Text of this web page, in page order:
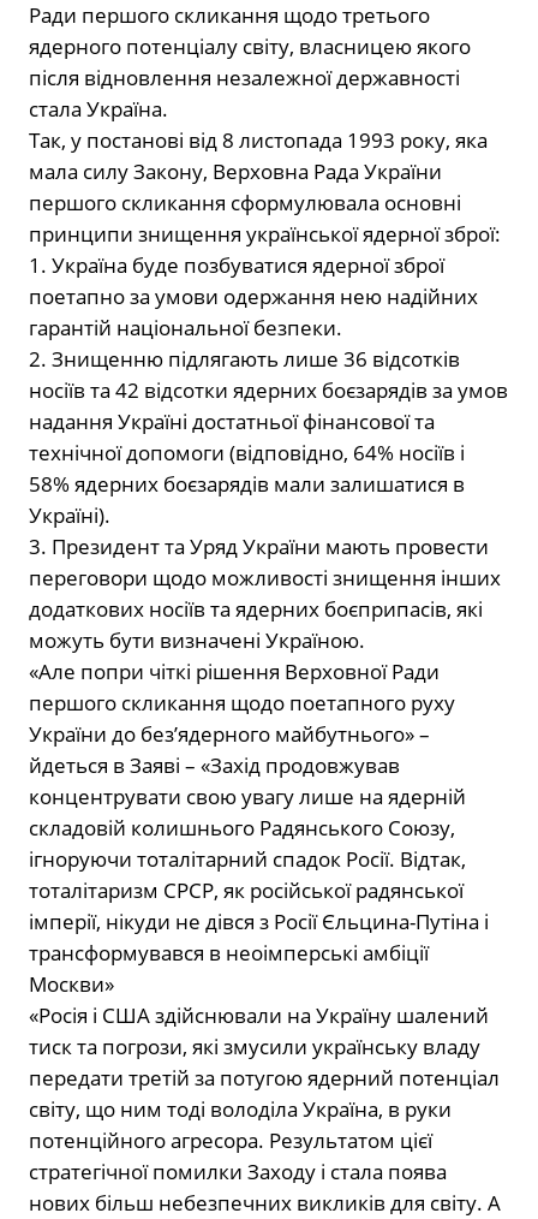
Ради першого скликання щодо третього
ядерного потенціалу світу, власницею якого
після відновлення незалежної державності
стала Україна.
Так, у постанові від 8 листопада 1993 року, яка
мала силу Закону, Верховна Рада України
першого скликання сформулювала основні
принципи знищення української ядерної зброї:
1. Україна буде позбуватися ядерної зброї
поетапно за умови одержання нею надійних
гарантій національної безпеки.
2. Знищенню підлягають лише 36 відсотків
носіїв та 42 відсотки ядерних боєзарядів за умов
надання Україні достатньої фінансової та
технічної допомоги (відповідно, 64% носіїв і
58% ядерних боєзарядів мали залишатися в
Україні).
3. Президент та Уряд України мають провести
переговори щодо можливості знищення інших
додаткових носіїв та ядерних боєприпасів, які
можуть бути визначені Україною.
«Але попри чіткі рішення Верховної Ради
першого скликання щодо поетапного руху
України до без’ядерного майбутнього» –
йдеться в Заяві – «Захід продовжував
концентрувати свою увагу лише на ядерній
складовій колишнього Радянського Союзу,
ігноруючи тоталітарний спадок Росії. Відтак,
тоталітаризм СРСР, як російської радянської
імперії, нікуди не дівся з Росії Єльцина-Путіна і
трансформувався в неоімперські амбіції
Москви»
«Росія і США здійснювали на Україну шалений
тиск та погрози, які змусили українську владу
передати третій за потугою ядерний потенціал
світу, що ним тоді володіла Україна, в руки
потенційного агресора. Результатом цієї
стратегічної помилки Заходу і стала поява
нових більш небезпечних викликів для світу. А